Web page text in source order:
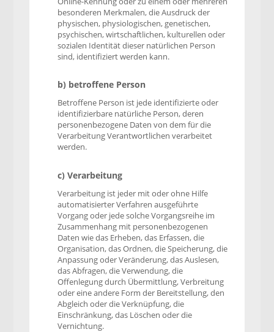
besonderen Merkmalen, die Ausdruck der
physischen, physiologischen, genetischen,
psychischen, wirtschaftlichen, kulturellen oder
sozialen Identität dieser natürlichen Person
sind, identifiziert werden kann.
b) betroffene Person
Betroffene Person ist jede identifizierte oder
identifizierbare natürliche Person, deren
personenbezogene Daten von dem für die
Verarbeitung Verantwortlichen verarbeitet
werden.
c) Verarbeitung
Verarbeitung ist jeder mit oder ohne Hilfe
automatisierter Verfahren ausgeführte
Vorgang oder jede solche Vorgangsreihe im
Zusammenhang mit personenbezogenen
Daten wie das Erheben, das Erfassen, die
Organisation, das Ordnen, die Speicherung, die
Anpassung oder Veränderung, das Auslesen,
das Abfragen, die Verwendung, die
Offenlegung durch Übermittlung, Verbreitung
oder eine andere Form der Bereitstellung, den
Abgleich oder die Verknüpfung, die
Einschränkung, das Löschen oder die
Vernichtung.